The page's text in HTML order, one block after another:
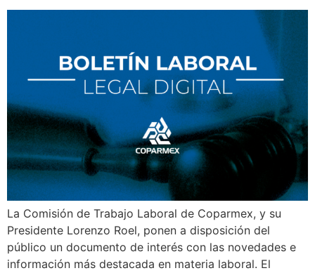
La Comisión de Trabajo Laboral de Coparmex, y su
Presidente Lorenzo Roel, ponen a disposición del
público un documento de interés con las novedades e
información más destacada en materia laboral. El